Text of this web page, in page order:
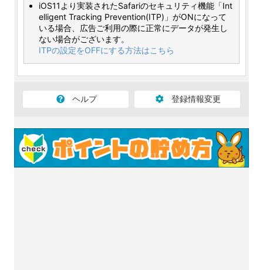
iOS11より実装されたSafariのセキュリティ機能「Int
elligent Tracking Prevention(ITP)」がONになって
いる場合、広告ご利用の際に正常にデータが発生し
ない場合がございます。
ITPの設定をOFFにする方法はこちら
ヘルプ 登録情報変更